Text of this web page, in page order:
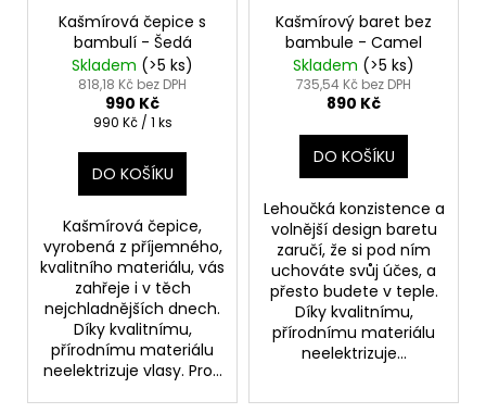
Kašmírová čepice s
bambulí - Šedá
Skladem (>5 ks)
818,18 Kč bez DPH
990 Kč
Měrná
990 Kč / 1 ks
DO KOŠÍKU
Kašmírová čepice,
vyrobená z příjemného,
kvalitního materiálu, vás
zahřeje i v těch
nejchladnějších dnech.
Díky kvalitnímu,
přírodnímu materiálu
neelektrizuje vlasy. Pro...
Kašmírový baret bez
bambule - Camel
Skladem (>5 ks)
735,54 Kč bez DPH
890 Kč
DO KOŠÍKU
Lehoučká konzistence a
volnější design baretu
zaručí, že si pod ním
uchováte svůj účes, a
přesto budete v teple.
Díky kvalitnímu,
přírodnímu materiálu
neelektrizuje...